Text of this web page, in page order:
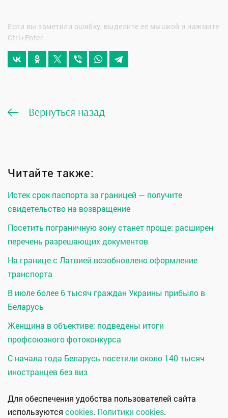
Если вы заметили ошибку, выделите ее мышкой и нажмите
Ctrl+Enter
Вернуться назад
Читайте также:
Истек срок паспорта за границей — получите
свидетельство на возвращение
Посетить пограничную зону станет проще: расширен
перечень разрешающих документов
На границе с Латвией возобновлено оформление
транспорта
В июле более 6 тысяч граждан Украины прибыло в
Беларусь
Женщина в объективе: подведены итоги
профсоюзного фотоконкурса
С начала года Беларусь посетили около 140 тысяч
иностранцев без виз
Для обеспечения удобства пользователей сайта
используются cookies. Политики cookies.